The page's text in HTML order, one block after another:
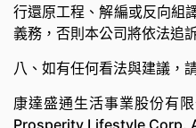
行還原工程、解編或反向組
義務，否則本公司將依法追
八、如有任何看法與建議，
康達盛通生活事業股份有
Prosperity Lifestyle Corp.